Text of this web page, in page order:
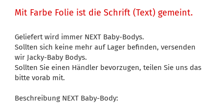
Mit Farbe Folie ist die Schrift (Text) gemeint.
Geliefert wird immer NEXT Baby-Bodys.
Sollten sich keine mehr auf Lager befinden, versenden
wir Jacky-Baby Bodys.
Sollten Sie einen Händler bevorzugen, teilen Sie uns das
bitte vorab mit.
Beschreibung NEXT Baby-Body: